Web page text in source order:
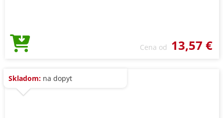
Cena od 13,57 €
Skladom: na dopyt